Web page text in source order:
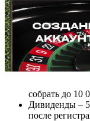
собрать до 10
Дивиденды –
после